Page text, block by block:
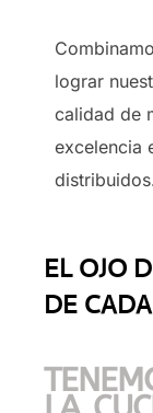
lograr
calidad de
excelencia
EL OJO
DE